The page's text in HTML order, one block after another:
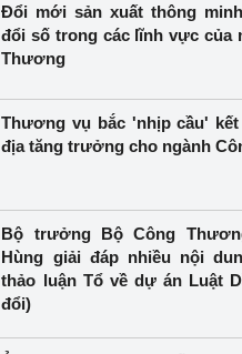
Đổi mới sản xuất thông
đổi số trong các lĩnh vực của
Thương
Thương vụ bắc 'nhịp cầu'
địa tăng trưởng cho ngành
Bộ trưởng Bộ Công
Hùng giải đáp nhiều nội
thảo luận Tổ về dự án Luật
đổi)